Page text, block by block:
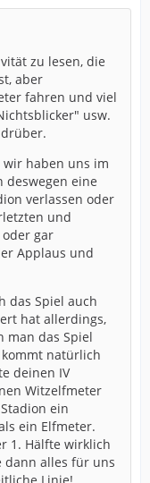
zu lesen, die
aber
fahren und viel
usw.
wir haben uns im
deswegen eine
verlassen oder
und
gar
Applaus und
das Spiel auch
hat allerdings,
man das Spiel
natürlich
deinen IV
Witzelfmeter
ein
ein Elfmeter.
1. Hälfte wirklich
dann alles für uns